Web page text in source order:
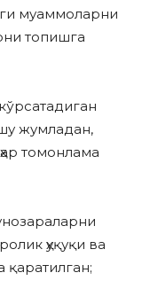
муаммоларни
топишга
жумладан,
томонлама
ҳуқуқи ва